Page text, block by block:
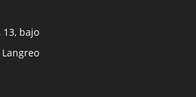
13, bajo
Langreo